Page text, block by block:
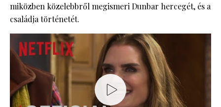
miközben közelebbről megismeri Dunbar hercegét, és a
családja történetét.